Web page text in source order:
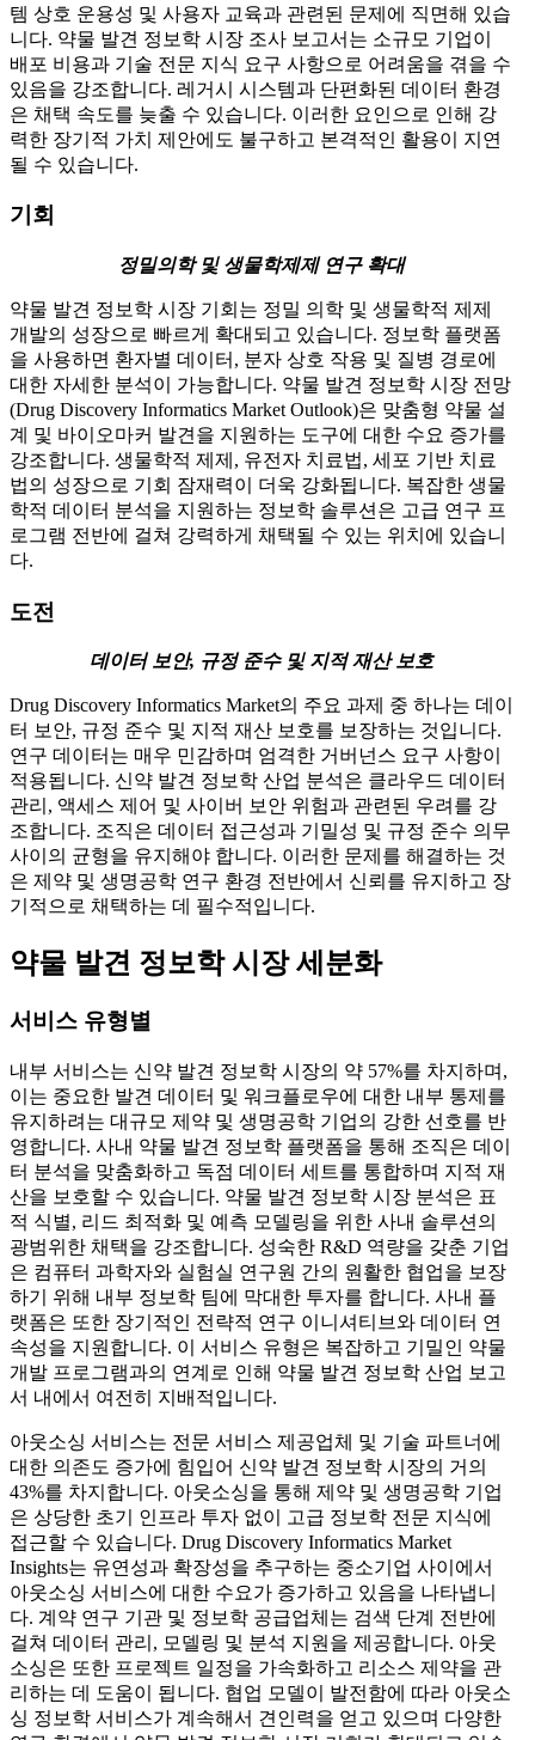
템 상호 운용성 및 사용자 교육과 관련된 문제에 직면해 있습
니다. 약물 발견 정보학 시장 조사 보고서는 소규모 기업이
배포 비용과 기술 전문 지식 요구 사항으로 어려움을 겪을 수
있음을 강조합니다. 레거시 시스템과 단편화된 데이터 환경
은 채택 속도를 늦출 수 있습니다. 이러한 요인으로 인해 강
력한 장기적 가치 제안에도 불구하고 본격적인 활용이 지연
될 수 있습니다.
기회
정밀의학 및 생물학제제 연구 확대
약물 발견 정보학 시장 기회는 정밀 의학 및 생물학적 제제
개발의 성장으로 빠르게 확대되고 있습니다. 정보학 플랫폼
을 사용하면 환자별 데이터, 분자 상호 작용 및 질병 경로에
대한 자세한 분석이 가능합니다. 약물 발견 정보학 시장 전망
(Drug Discovery Informatics Market Outlook)은 맞춤형 약물 설
계 및 바이오마커 발견을 지원하는 도구에 대한 수요 증가를
강조합니다. 생물학적 제제, 유전자 치료법, 세포 기반 치료
법의 성장으로 기회 잠재력이 더욱 강화됩니다. 복잡한 생물
학적 데이터 분석을 지원하는 정보학 솔루션은 고급 연구 프
로그램 전반에 걸쳐 강력하게 채택될 수 있는 위치에 있습니
다.
도전
데이터 보안, 규정 준수 및 지적 재산 보호
Drug Discovery Informatics Market의 주요 과제 중 하나는 데이
터 보안, 규정 준수 및 지적 재산 보호를 보장하는 것입니다.
연구 데이터는 매우 민감하며 엄격한 거버넌스 요구 사항이
적용됩니다. 신약 발견 정보학 산업 분석은 클라우드 데이터
관리, 액세스 제어 및 사이버 보안 위험과 관련된 우려를 강
조합니다. 조직은 데이터 접근성과 기밀성 및 규정 준수 의무
사이의 균형을 유지해야 합니다. 이러한 문제를 해결하는 것
은 제약 및 생명공학 연구 환경 전반에서 신뢰를 유지하고 장
기적으로 채택하는 데 필수적입니다.
약물 발견 정보학 시장 세분화
서비스 유형별
내부 서비스는 신약 발견 정보학 시장의 약 57%를 차지하며,
이는 중요한 발견 데이터 및 워크플로우에 대한 내부 통제를
유지하려는 대규모 제약 및 생명공학 기업의 강한 선호를 반
영합니다. 사내 약물 발견 정보학 플랫폼을 통해 조직은 데이
터 분석을 맞춤화하고 독점 데이터 세트를 통합하며 지적 재
산을 보호할 수 있습니다. 약물 발견 정보학 시장 분석은 표
적 식별, 리드 최적화 및 예측 모델링을 위한 사내 솔루션의
광범위한 채택을 강조합니다. 성숙한 R&D 역량을 갖춘 기업
은 컴퓨터 과학자와 실험실 연구원 간의 원활한 협업을 보장
하기 위해 내부 정보학 팀에 막대한 투자를 합니다. 사내 플
랫폼은 또한 장기적인 전략적 연구 이니셔티브와 데이터 연
속성을 지원합니다. 이 서비스 유형은 복잡하고 기밀인 약물
개발 프로그램과의 연계로 인해 약물 발견 정보학 산업 보고
서 내에서 여전히 지배적입니다.
아웃소싱 서비스는 전문 서비스 제공업체 및 기술 파트너에
대한 의존도 증가에 힘입어 신약 발견 정보학 시장의 거의
43%를 차지합니다. 아웃소싱을 통해 제약 및 생명공학 기업
은 상당한 초기 인프라 투자 없이 고급 정보학 전문 지식에
접근할 수 있습니다. Drug Discovery Informatics Market
Insights는 유연성과 확장성을 추구하는 중소기업 사이에서
아웃소싱 서비스에 대한 수요가 증가하고 있음을 나타냅니
다. 계약 연구 기관 및 정보학 공급업체는 검색 단계 전반에
걸쳐 데이터 관리, 모델링 및 분석 지원을 제공합니다. 아웃
소싱은 또한 프로젝트 일정을 가속화하고 리소스 제약을 관
리하는 데 도움이 됩니다. 협업 모델이 발전함에 따라 아웃소
싱 정보학 서비스가 계속해서 견인력을 얻고 있으며 다양한